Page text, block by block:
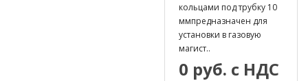
кольцами под трубку 10
ммпредназначен для
установки в газовую
магист..
0 руб. с НДС